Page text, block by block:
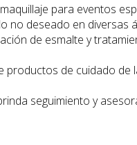
para eventos
no deseado en diversas
de esmalte y
de cuidado de
seguimiento y